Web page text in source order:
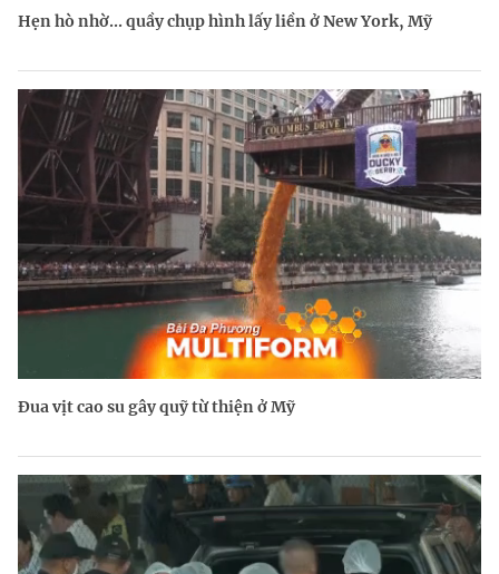
Hẹn hò nhờ... quầy chụp hình lấy liền ở New York, Mỹ
Đua vịt cao su gây quỹ từ thiện ở Mỹ